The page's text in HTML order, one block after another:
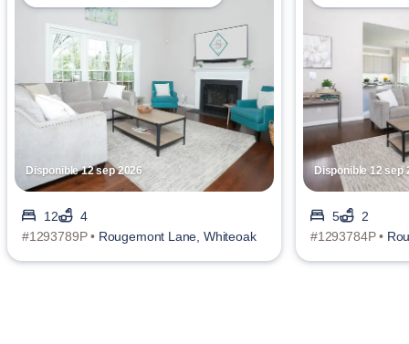
Disponible 12 sep 2026
12
4
#1293789P • Rougemont Lane, Whiteoak
Disponible 12 sep
5
2
#1293784P •